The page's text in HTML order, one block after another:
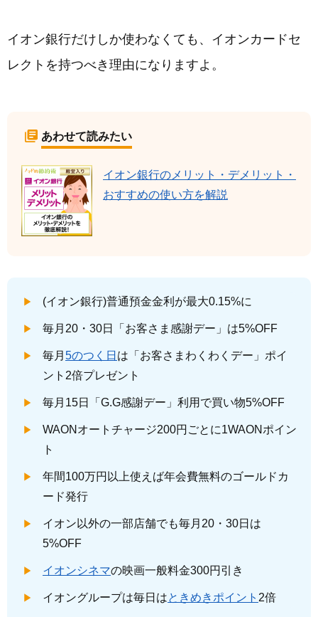
イオン銀行だけしか使わなくても、イオンカードセ
レクトを持つべき理由になりますよ。
あわせて読みたい
イオン銀行のメリット・デメリット・
おすすめの使い方を解説
(イオン銀行)普通預金金利が最大0.15%に
毎月20・30日「お客さま感謝デー」は5%OFF
毎月 5のつく日 は「お客さまわくわくデー」ポイ
ント2倍プレゼント
毎月15日「G.G感謝デー」利用で買い物5%OFF
WAONオートチャージ200円ごとに1WAONポイン
ト
年間100万円以上使えば年会費無料のゴールドカ
ード発行
イオン以外の一部店舗でも毎月20・30日は
5%OFF
イオンシネマの映画一般料金300円引き
イオングループは毎日はときめきポイント 2倍